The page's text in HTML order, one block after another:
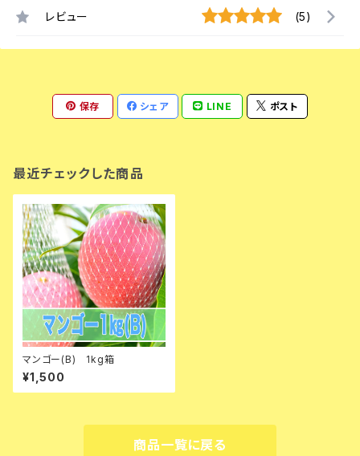
レビュー (5)
保存 シェア LINE ポスト
最近チェックした商品
マンゴー(B) 1kg箱
¥1,500
商品一覧に戻る